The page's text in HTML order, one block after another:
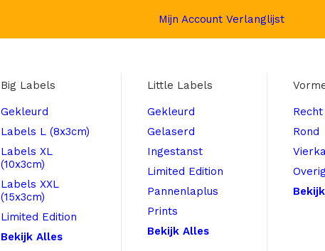
Mijn Account Verlanglijst
Big Labels
Gekleurd
Labels L (8x3cm)
Labels XL
(10x3cm)
Labels XXL
(15x3cm)
Limited Edition
Bekijk Alles
Little Labels
Gekleurd
Gelaserd
Ingestanst
Limited Edition
Pannenlaplus
Prints
Bekijk Alles
Recht
Rond